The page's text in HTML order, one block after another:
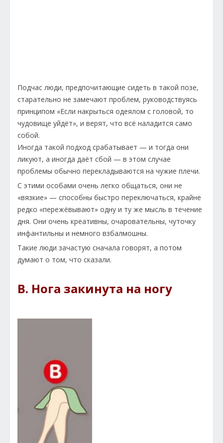
Подчас люди, предпочитающие сидеть в такой позе,
старательно не замечают проблем, руководствуясь
принципом «Если накрыться одеялом с головой, то
чудовище уйдёт», и верят, что всё наладится само
собой.
Иногда такой подход срабатывает — и тогда они
ликуют, а иногда даёт сбой — в этом случае
проблемы обычно перекладываются на чужие плечи.
С этими особами очень легко общаться, они не
«вязкие» — способны быстро переключаться, крайне
редко «пережёвывают» одну и ту же мысль в течение
дня. Они очень креативны, очаровательны, чуточку
инфантильны и немного взбалмошны.
Такие люди зачастую сначала говорят, а потом
думают о том, что сказали.
B. Нога закинута на ногу